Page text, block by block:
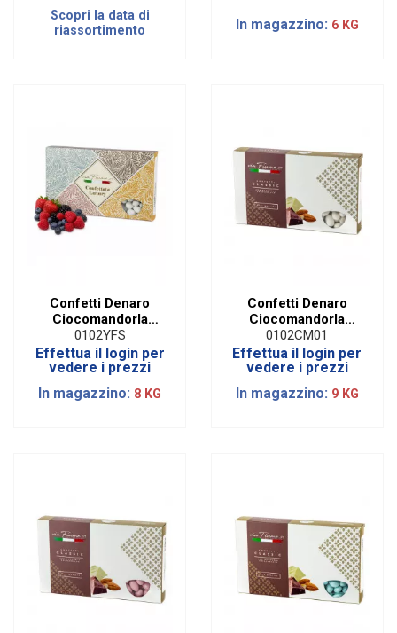
Scopri la data di
riassortimento
In magazzino: 6 KG
Confetti Denaro
Ciocomandorla
Yogurt e Frutti di
Bosco | 1 Kg
0102YFS
Effettua il login per
vedere i prezzi
In magazzino: 8 KG
Confetti Denaro
Ciocomandorla
Classic Bianco | 1 Kg
0102CM01
Effettua il login per
vedere i prezzi
In magazzino: 9 KG